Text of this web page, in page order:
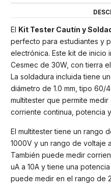
El Kit Tester Cautín y
perfecto para estudiantes y
electrónica. Este kit de inicio
Cesmec de 30W, con tierra
La soldadura incluida tiene
diámetro de 1.0 mm, tipo 60/
multitester que permite
corriente continua, potencia
El multitester tiene un rango
1000V y un rango de voltaje
También puede medir
uA a 10A y tiene una
puede medir en el rango de